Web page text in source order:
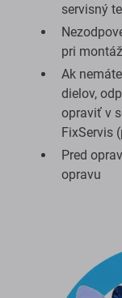
servisný
pri
Ak
dielov,
opraviť v
FixServis
Pred
opravu